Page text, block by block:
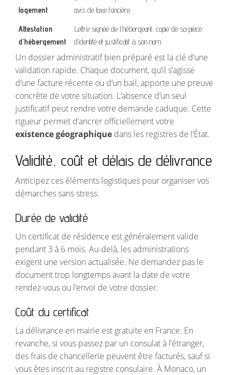
logement
avis de taxe foncière.
Attestation
d’hébergement
Lettre signée de l’hébergeant, copie de sa pièce
d’identité et justificatif à son nom.
Un dossier administratif bien préparé est la clé d’une
validation rapide. Chaque document, qu’il s’agisse
d’une facture récente ou d’un bail, apporte une preuve
concrète de votre situation. L’absence d’un seul
justificatif peut rendre votre demande caduque. Cette
rigueur permet d’ancrer officiellement votre
existence géographique dans les registres de l’État.
Validité, coût et délais de délivrance
Anticipez ces éléments logistiques pour organiser vos
démarches sans stress.
Durée de validité
Un certificat de résidence est généralement valide
pendant 3 à 6 mois. Au-delà, les administrations
exigent une version actualisée. Ne demandez pas le
document trop longtemps avant la date de votre
rendez-vous ou l’envoi de votre dossier.
Coût du certificat
La délivrance en mairie est gratuite en France. En
revanche, si vous passez par un consulat à l’étranger,
des frais de chancellerie peuvent être facturés, sauf si
vous êtes inscrit au registre consulaire. À Monaco, un